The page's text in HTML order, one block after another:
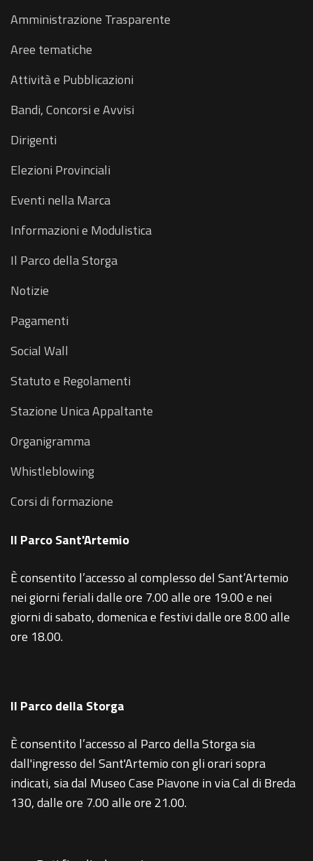
Amministrazione Trasparente
Aree tematiche
Attività e Pubblicazioni
Bandi, Concorsi e Avvisi
Dirigenti
Elezioni Provinciali
Eventi nella Marca
Informazioni e Modulistica
Il Parco della Storga
Notizie
Pagamenti
Social Wall
Statuto e Regolamenti
Stazione Unica Appaltante
Organigramma
Whistleblowing
Corsi di formazione
Il Parco Sant'Artemio
È consentito l’accesso al complesso del Sant’Artemio
nei giorni feriali dalle ore 7.00 alle ore 19.00 e nei
giorni di sabato, domenica e festivi dalle ore 8.00 alle
ore 18.00.
Il Parco della Storga
È consentito l’accesso al Parco della Storga sia
dall'ingresso del Sant'Artemio con gli orari sopra
indicati, sia dal Museo Case Piavone in via Cal di Breda
130, dalle ore 7.00 alle ore 21.00.